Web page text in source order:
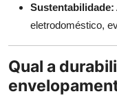
Sustentabilidade:
eletrodoméstico,
Qual a